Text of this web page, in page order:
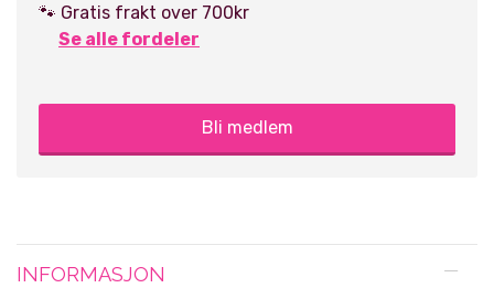
🐾 Gratis frakt over 700kr
Se alle fordeler
Bli medlem
INFORMASJON